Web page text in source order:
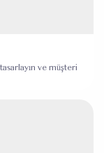
ve müşteri